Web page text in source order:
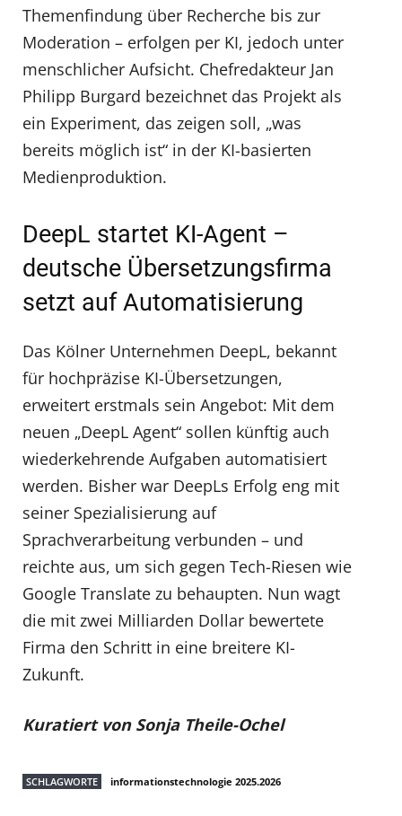
Themenfindung über Recherche bis zur
Moderation – erfolgen per KI, jedoch unter
menschlicher Aufsicht. Chefredakteur Jan
Philipp Burgard bezeichnet das Projekt als
ein Experiment, das zeigen soll, „was
bereits möglich ist“ in der KI-basierten
Medienproduktion.
DeepL startet KI-Agent –
deutsche Übersetzungsfirma
setzt auf Automatisierung
Das Kölner Unternehmen DeepL, bekannt
für hochpräzise KI-Übersetzungen,
erweitert erstmals sein Angebot: Mit dem
neuen „DeepL Agent“ sollen künftig auch
wiederkehrende Aufgaben automatisiert
werden. Bisher war DeepLs Erfolg eng mit
seiner Spezialisierung auf
Sprachverarbeitung verbunden – und
reichte aus, um sich gegen Tech-Riesen wie
Google Translate zu behaupten. Nun wagt
die mit zwei Milliarden Dollar bewertete
Firma den Schritt in eine breitere KI-
Zukunft.
Kuratiert von Sonja Theile-Ochel
SCHLAGWORTE informationstechnologie 2025.2026